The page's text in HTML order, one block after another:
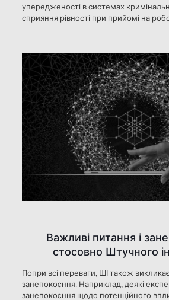
упередженості в системах
сприяння рівності при прийомі на
Важливі питання і
стосовно Штучного
Попри всі переваги, ШІ також
занепокоєння. Наприклад, деякі
занепокоєння щодо потенційного